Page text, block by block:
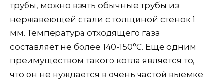
трубы, можно взять обычные трубы из
нержавеющей стали с толщиной стенок 1
мм. Температура отходящего газа
составляет не более 140-150°С. Еще одним
преимуществом такого котла является то,
что он не нуждается в очень частой выемке